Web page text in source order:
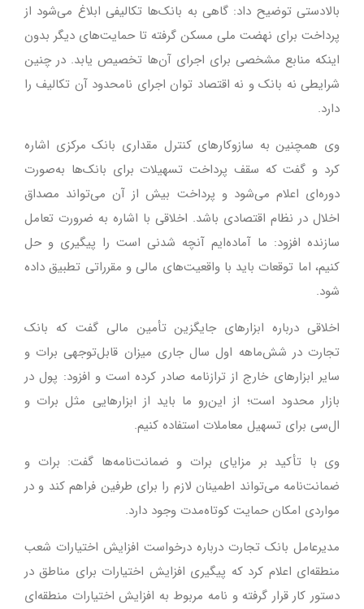
بالادستی توضیح داد: گاهی به بانک‌ها تکالیفی ابلاغ می‌شود از
پرداخت برای نهضت ملی مسکن گرفته تا حمایت‌های دیگر بدون
اینکه منابع مشخصی برای اجرای آن‌ها تخصیص یابد. در چنین
شرایطی نه بانک و نه اقتصاد توان اجرای نامحدود آن تکالیف را
دارد.
وی همچنین به سازوکارهای کنترل مقداری بانک مرکزی اشاره
کرد و گفت که سقف پرداخت تسهیلات برای بانک‌ها به‌صورت
دوره‌ای اعلام می‌شود و پرداخت بیش از آن می‌تواند مصداق
اخلال در نظام اقتصادی باشد. اخلاقی با اشاره به ضرورت تعامل
سازنده افزود: ما آماده‌ایم آنچه شدنی است را پیگیری و حل
کنیم، اما توقعات باید با واقعیت‌های مالی و مقرراتی تطبیق داده
شود.
اخلاقی درباره ابزارهای جایگزین تأمین مالی گفت که بانک
تجارت در شش‌ماهه اول سال جاری میزان قابل‌توجهی برات و
سایر ابزارهای خارج از ترازنامه صادر کرده است و افزود: پول در
بازار محدود است؛ از این‌رو ما باید از ابزارهایی مثل برات و
ال‌سی برای تسهیل معاملات استفاده کنیم.
وی با تأکید بر مزایای برات و ضمانت‌نامه‌ها گفت: برات و
ضمانت‌نامه می‌تواند اطمینان لازم را برای طرفین فراهم کند و در
مواردی امکان حمایت کوتاه‌مدت وجود دارد.
مدیرعامل بانک تجارت درباره درخواست افزایش اختیارات شعب
منطقه‌ای اعلام کرد که پیگیری افزایش اختیارات برای مناطق در
دستور کار قرار گرفته و نامه مربوط به افزایش اختیارات منطقه‌ای